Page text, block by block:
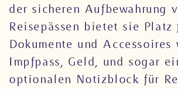
der sicheren Aufbewahrung
Reisepässen bietet sie
Dokumente und Accessoires
Impfpass, Geld, und sogar
optionalen Notizblock für